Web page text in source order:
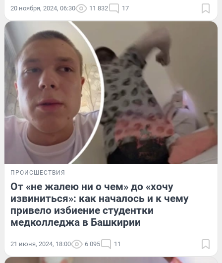
20 ноября, 2024, 06:30 11 832 17
ПРОИСШЕСТВИЯ
От «не жалею ни о чем» до «хочу
извиниться»: как началось и к чему
привело избиение студентки
медколледжа в Башкирии
21 июня, 2024, 18:00 6 095 11